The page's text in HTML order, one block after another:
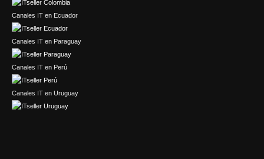
Canales IT en Ecuador
Canales IT en Paraguay
Canales IT en Perú
Canales IT en Uruguay